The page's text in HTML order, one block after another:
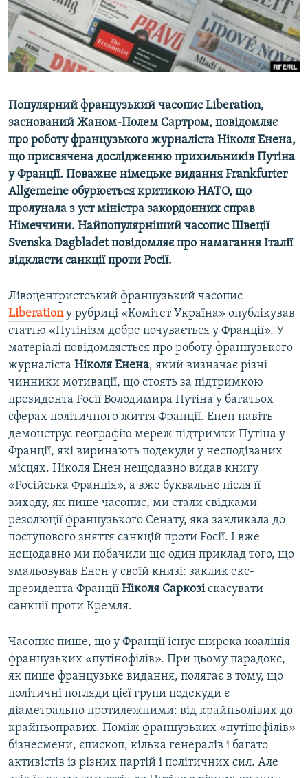
ВІДЕОУРОКИ «ELIFBE»
СВІДЧЕННЯ ОКУПАЦІЇ
УКРАЇНСЬКА ПРОБЛЕМА КРИМУ
Русский
Qırımtatar
Усі сайти RFE/RL
Популярний французький часопис Liberation,
заснований Жаном-Полем Сартром, повідомляє
про роботу французького журналіста Ніколя Енена,
що присвячена дослідженню прихильників Путіна
у Франції. Поважне німецьке видання Frankfurter
Allgemeine обурюється критикою НАТО, що
пролунала з уст міністра закордонних справ
Німеччини. Найпопулярніший часопис Швеції
Svenska Dagbladet повідомляє про намагання Італії
відкласти санкції проти Росії.
Лівоцентристський французький часопис
Liberationу рубриці «Комітет Україна» опублікував
статтю «Путінізм добре почувається у Франції». У
матеріалі повідомляється про роботу французького
журналіста Ніколя Енена, який визначає різні
чинники мотивації, що стоять за підтримкою
президента Росії Володимира Путіна у багатьох
сферах політичного життя Франції. Енен навіть
демонструє географію мереж підтримки Путіна у
Франції, які виринають подекуди у несподіваних
місцях. Ніколя Енен нещодавно видав книгу
«Російська Франція», а вже буквально після її
виходу, як пише часопис, ми стали свідками
резолюції французького Сенату, яка закликала до
поступового зняття санкцій проти Росії. І вже
нещодавно ми побачили ще один приклад того, що
змальовував Енен у своїй книзі: заклик екс-
президента Франції Ніколя Саркозіскасувати
санкції проти Кремля.
Часопис пише, що у Франції існує широка коаліція
французьких «путінофілів». При цьому парадокс,
як пише французьке видання, полягає в тому, що
політичні погляди цієї групи подекуди є
діаметрально протилежними: від крайньолівих до
крайньоправих. Поміж французьких «путінофілів»
бізнесмени, єпископ, кілька генералів і багато
активістів із різних партій і політичних сил. Але